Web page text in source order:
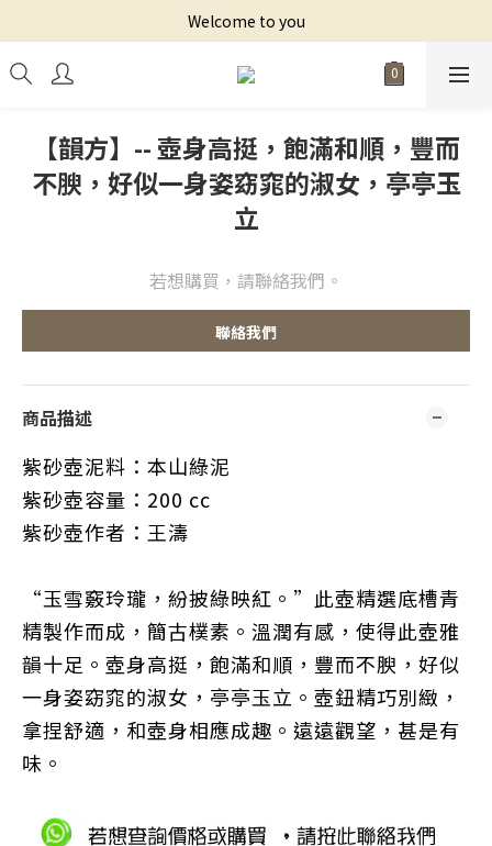
Welcome to you
【韻方】-- 壺身高挺，飽滿和順，豐而
不腴，好似一身姿窈窕的淑女，亭亭玉
立
若想購買，請聯絡我們。
聯絡我們
商品描述
紫砂壺泥料：本山綠泥
紫砂壺容量：200 cc
紫砂壺作者：王濤
“玉雪竅玲瓏，紛披綠映紅。”此壺精選底槽青
精製作而成，簡古樸素。溫潤有感，使得此壺雅
韻十足。壺身高挺，飽滿和順，豐而不腴，好似
一身姿窈窕的淑女，亭亭玉立。壺鈕精巧別緻，
拿捏舒適，和壺身相應成趣。遠遠觀望，甚是有
味。